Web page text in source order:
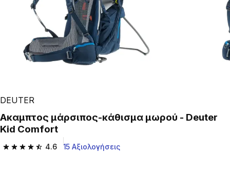
DEUTER
Άκαμπτος μάρσιπος-κάθισμα μωρού - Deuter
Kid Comfort
4.6
4.6 out of 5 stars from 15 reviews
15 Αξιολογήσεις